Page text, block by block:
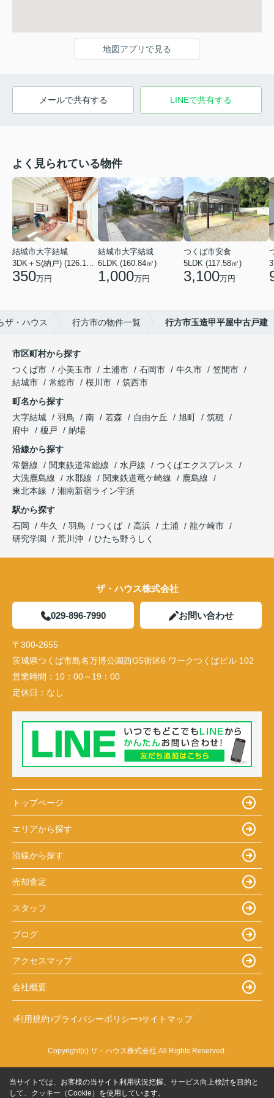
地図アプリで見る
メールで共有する LINEで共有する
よく見られている物件
結城市大字結城
3DK＋S(納戸) (126.19㎡)
350万円
結城市大字結城
6LDK (160.84㎡)
1,000万円
つくば市安食
5LDK (117.58㎡)
3,100万円
ザ・ハウス 行方市の物件一覧 行方市玉造甲平屋中古戸建
市区町村から探す
つくば市
小美玉市 土浦市 石岡市 牛久市
笠間市
結城市
常総市 桜川市
筑西市
町名から探す
大字結城
羽鳥 南 若森 自由ケ丘 旭町
筑穂
府中
榎戸
納場
沿線から探す
常磐線
関東鉄道常総線 水戸線
つくばエクスプレス
大洗鹿島線
水郡線 関東鉄道竜ケ崎線
鹿島線
東北本線
湘南新宿ライン宇須
駅から探す
石岡
牛久 羽鳥 つくば 高浜 土浦
龍ケ崎市
研究学園
荒川沖 ひたち野うしく
ザ・ハウス株式会社
029-896-7990 お問い合わせ
〒300-2655
茨城県つくば市島名万博公園西G5街区6 ワークつくばビル 102
営業時間： 10：00～19：00
定休日： なし
トップページ
エリアから探す
沿線から探す
売却査定
スタッフ
ブログ
アクセスマップ
会社概要
利用規約 プライバシーポリシー サイトマップ
Copyright(c) ザ・ハウス株式会社 All Rights Reserved.
当サイトでは、お客様の当サイト利用状況把握、サービス向上検討を目的と
して、クッキー（Cookie）を使用しています。